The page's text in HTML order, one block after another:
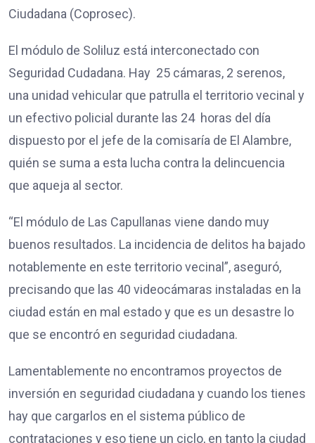
Ciudadana (Coprosec).
El módulo de Soliluz está interconectado con
Seguridad Cudadana. Hay 25 cámaras, 2 serenos,
una unidad vehicular que patrulla el territorio vecinal y
un efectivo policial durante las 24 horas del día
dispuesto por el jefe de la comisaría de El Alambre,
quién se suma a esta lucha contra la delincuencia
que aqueja al sector.
“El módulo de Las Capullanas viene dando muy
buenos resultados. La incidencia de delitos ha bajado
notablemente en este territorio vecinal”, aseguró,
precisando que las 40 videocámaras instaladas en la
ciudad están en mal estado y que es un desastre lo
que se encontró en seguridad ciudadana.
Lamentablemente no encontramos proyectos de
inversión en seguridad ciudadana y cuando los tienes
hay que cargarlos en el sistema público de
contrataciones y eso tiene un ciclo, en tanto la ciudad